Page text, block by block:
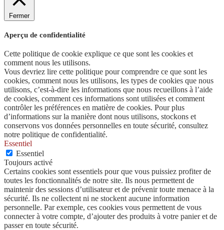
Fermer
Aperçu de confidentialité
Cette politique de cookie explique ce que sont les cookies et
comment nous les utilisons.
Vous devriez lire cette politique pour comprendre ce que sont les
cookies, comment nous les utilisons, les types de cookies que nous
utilisons, c’est-à-dire les informations que nous recueillons à l’aide
de cookies, comment ces informations sont utilisées et comment
contrôler les préférences en matière de cookies. Pour plus
d’informations sur la manière dont nous utilisons, stockons et
conservons vos données personnelles en toute sécurité, consultez
notre politique de confidentialité.
Essentiel
Essentiel
Toujours activé
Certains cookies sont essentiels pour que vous puissiez profiter de
toutes les fonctionnalités de notre site. Ils nous permettent de
maintenir des sessions d’utilisateur et de prévenir toute menace à la
sécurité. Ils ne collectent ni ne stockent aucune information
personnelle. Par exemple, ces cookies vous permettent de vous
connecter à votre compte, d’ajouter des produits à votre panier et de
passer en toute sécurité.